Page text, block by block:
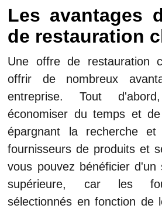
Les avantages
de restauration
Une offre de restauration
offrir de nombreux
entreprise. Tout
économiser du temps et
épargnant la recherche
fournisseurs de produits et
vous pouvez bénéficier d'un
supérieure, car les
sélectionnés en fonction de